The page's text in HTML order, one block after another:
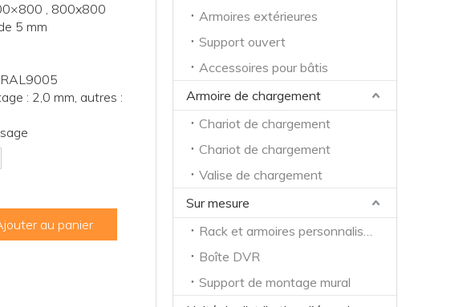
, 800x800
5 mm
: 2,0 mm, autres :
au panier
Armoires extérieures
Support ouvert
Accessoires pour bâtis
Armoire de chargement
Chariot de chargement
Chariot de chargement
Valise de chargement
Sur mesure
Rack et armoires personnalisés
Boîte DVR
Support de montage mural